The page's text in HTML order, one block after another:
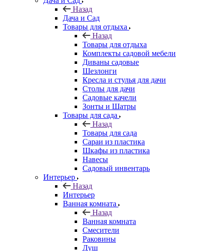
Назад
Дача и Сад
Товары для отдыха
Назад
Товары для отдыха
Комплекты садовой мебели
Диваны садовые
Шезлонги
Кресла и стулья для дачи
Столы для дачи
Садовые качели
Зонты и Шатры
Товары для сада
Назад
Товары для сада
Сараи из пластика
Шкафы из пластика
Навесы
Садовый инвентарь
Интерьер
Назад
Интерьер
Ванная комната
Назад
Ванная комната
Смесители
Раковины
Душ